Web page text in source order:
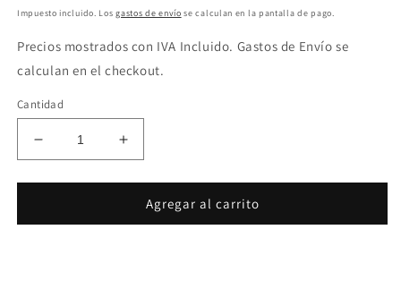
habitual
Impuesto incluido. Losgastos de envío se calculan en la pantalla de pago.
Precios mostrados con IVA Incluido. Gastos de Envío se
calculan en el checkout.
Cantidad
Reducir
cantidad
para
Conector
Aumentar
cantidad
para
Helmholz
Conector
Agregar al carrito